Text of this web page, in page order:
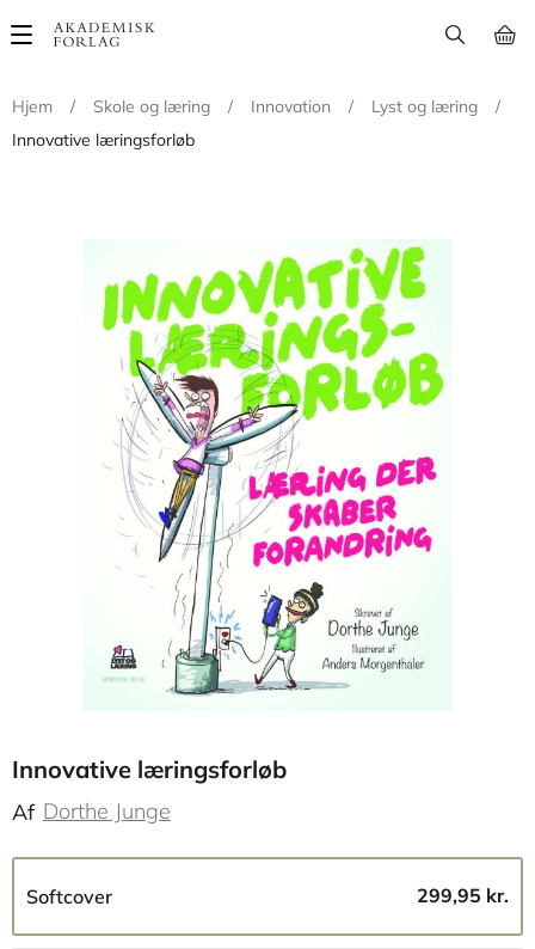
Main
Hjem
/ Skole og læring / Innovation / Lyst og læring
/
Innovative læringsforløb
Innovative læringsforløb
Af Dorthe Junge
Softcover 299,95 kr.